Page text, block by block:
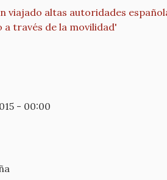
viajado altas autoridades
a través de la movilidad'
- 00:00